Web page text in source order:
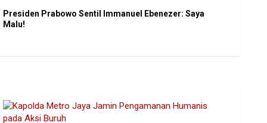
Presiden Prabowo Sentil Immanuel Ebenezer: Saya
Malu!